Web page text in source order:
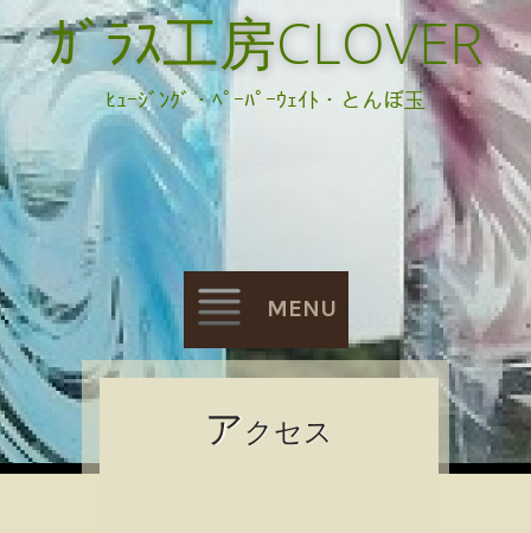
ｶﾞﾗｽ工房CLOVER
ﾋｭｰｼﾞﾝｸﾞ・ﾍﾟｰﾊﾟｰｳｪｲﾄ・とんぼ玉
MENU
to
アクセス